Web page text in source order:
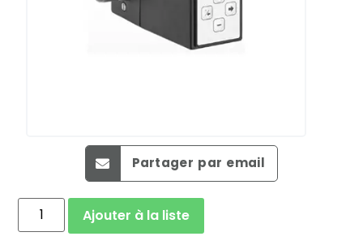
Partager par email
Ajouter à la liste